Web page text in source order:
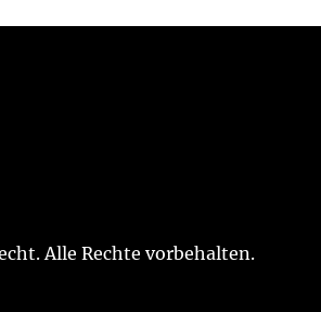
Alle Rechte vorbehalten.